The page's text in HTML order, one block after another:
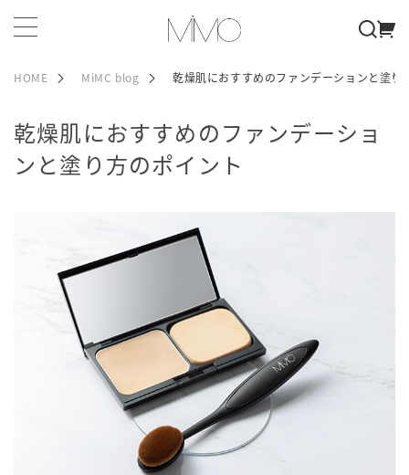
HOME MiMC blog 乾燥肌におすすめのファンデーションと塗り
乾燥肌におすすめのファンデーショ
ンと塗り方のポイント